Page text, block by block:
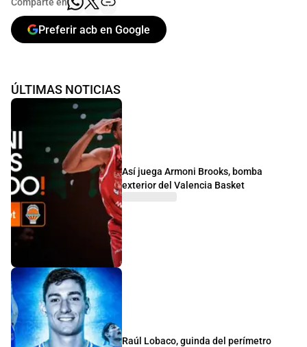
Preferir acb en Google
ÚLTIMAS NOTICIAS
Así juega Armoni Brooks, bomba
exterior del Valencia Basket
Raúl Lobaco, guinda del perímetro